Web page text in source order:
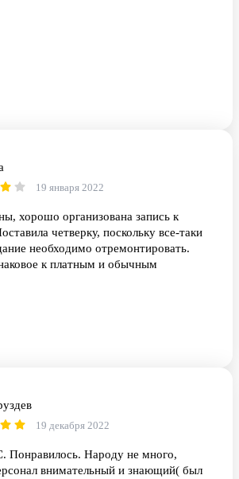
19 января 2022
хорошо организована запись к
четверку, поскольку все-таки
необходимо отремонтировать.
к платным и обычным
19 декабря 2022
Понравилось. Народу не много,
внимательный и знающий( был